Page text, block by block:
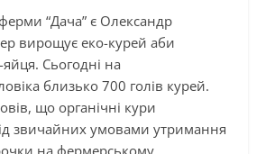
“Дача” є Олександр
вирощує еко-курей аби
яйця. Сьогодні на
близько 700 голів курей.
що органічні кури
звичайних умовами утримання
на фермерському